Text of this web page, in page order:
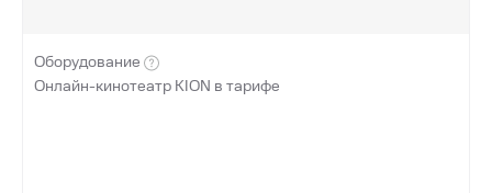
Оборудование
Онлайн-кинотеатр KION в тарифе